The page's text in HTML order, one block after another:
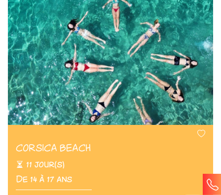
CORSICA BEACH
11 jour(s)
De 14 à 17 ans